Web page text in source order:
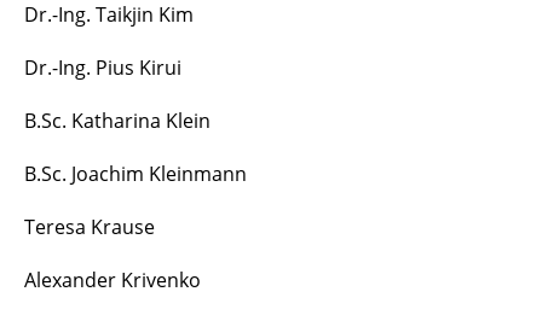
Dr.-Ing. Taikjin Kim
Dr.-Ing. Pius Kirui
B.Sc. Katharina Klein
B.Sc. Joachim Kleinmann
Teresa Krause
Alexander Krivenko